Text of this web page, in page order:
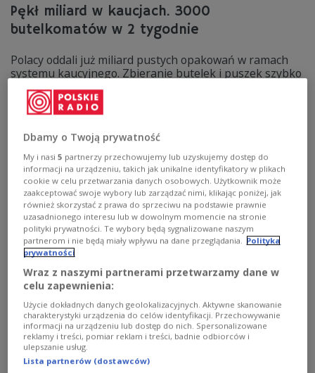
Pękł miliard w kaucjach. 3000
butelkomatów w 2 tygodnie
Polacy oddali już miliard pustych opakowań w ramach
systemu kaucyjnego. Zbieranie butelek i puszek szybko
stało się codziennością, a do programu dobrowolnie
dołączają dziesiątki tysięcy małych, osiedlowych sklepów.
Zobacz więcej na temat:
butelkomat
recykling plastik pieniądze
System kaucyjny w Polsce. Polacy widzą
plusy, ale oczekują zmian
System kaucyjny działa w Polsce dopiero od kilku
Dbamy o Twoją prywatność
My i nasi5 partnerzy przechowujemy lub uzyskujemy dostęp do
informacji na urządzeniu, takich jak unikalne identyfikatory w plikach
cookie w celu przetwarzania danych osobowych. Użytkownik może
zaakceptować swoje wybory lub zarządzać nimi, klikając poniżej, jak
również skorzystać z prawa do sprzeciwu na podstawie prawnie
uzasadnionego interesu lub w dowolnym momencie na stronie
polityki prywatności. Te wybory będą sygnalizowane naszym
partnerom i nie będą miały wpływu na dane przeglądania.
Polityka
prywatności
Wraz z naszymi partnerami przetwarzamy dane w
celu zapewnienia:
Użycie dokładnych danych geolokalizacyjnych. Aktywne skanowanie
charakterystyki urządzenia do celów identyfikacji. Przechowywanie
informacji na urządzeniu lub dostęp do nich. Spersonalizowane
reklamy i treści, pomiar reklam i treści, badnie odbiorców i
ulepszanie usług.
Lista partnerów (dostawców)